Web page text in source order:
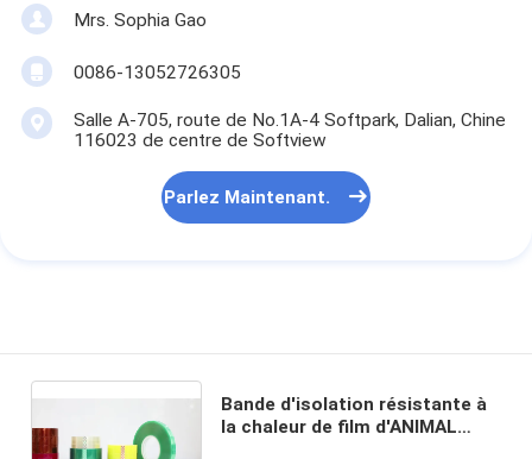
Bande d'isolation de tissu en verre
Ruban adhésif de papier d'aluminium
Mrs. Sophia Gao
0086-13052726305
Salle A-705, route de No.1A-4 Softpark, Dalian, Chine
116023 de centre de Softview
Parlez Maintenant.
Bande d'isolation résistante à
la chaleur de film d'ANIMAL